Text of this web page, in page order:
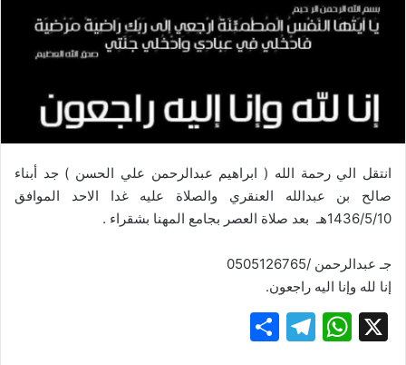
انتقل الي رحمة الله ( ابراهيم عبدالرحمن علي الحسن ) جد أبناء
صالح بن عبدالله العنقري والصلاة عليه غدا الاحد الموافق
1436/5/10هـ بعد صلاة العصر بجامع المهنا بشقراء .
جـ عبدالرحمن /0505126765
إنا لله وإنا اليه راجعون.
X
W
T